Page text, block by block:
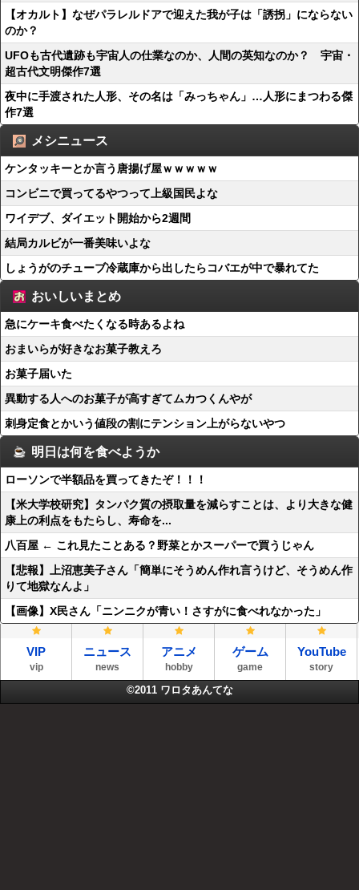
【オカルト】なぜパラレルドアで迎えた我が子は「誘拐」にならない
のか？
UFOも古代遺跡も宇宙人の仕業なのか、人間の英知なのか？ 宇宙・
超古代文明傑作7選
夜中に手渡された人形、その名は「みっちゃん」…人形にまつわる傑
作7選
メシニュース
ケンタッキーとか言う唐揚げ屋ｗｗｗｗｗ
コンビニで買ってるやつって上級国民よな
ワイデブ、ダイエット開始から2週間
結局カルビが一番美味いよな
しょうがのチューブ冷蔵庫から出したらコバエが中で暴れてた
おいしいまとめ
急にケーキ食べたくなる時あるよね
おまいらが好きなお菓子教えろ
お菓子届いた
異動する人へのお菓子が高すぎてムカつくんやが
刺身定食とかいう値段の割にテンション上がらないやつ
明日は何を食べようか
ローソンで半額品を買ってきたぞ！！！
【米大学校研究】タンパク質の摂取量を減らすことは、より大きな健
康上の利点をもたらし、寿命を...
八百屋 ← これ見たことある？野菜とかスーパーで買うじゃん
【悲報】上沼恵美子さん「簡単にそうめん作れ言うけど、そうめん作
りて地獄なんよ」
【画像】X民さん「ニンニクが青い！さすがに食べれなかった」
VIP
vip
ニュース
news
アニメ
hobby
ゲーム
game
YouTube
story
©2011 ワロタあんてな